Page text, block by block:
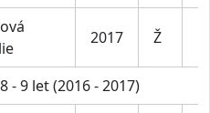
2017 Ž
- 9 let (2016 - 2017)